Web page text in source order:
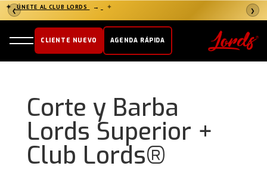
❮ ❯
✦ ÚNETE AL CLUB LORDS → ✦
CLIENTE NUEVO AGENDA RÁPIDA
Corte y Barba
Lords Superior +
Club Lords®️